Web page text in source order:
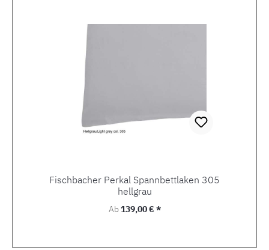
Fischbacher Perkal Spannbettlaken 305
hellgrau
Regulärer Preis:
Ab139,00 € *